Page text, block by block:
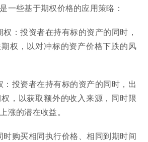
一些基于期权价格的应用策略：
：投资者在持有标的资产的同时，
权，以对冲标的资产价格下跌的风
：投资者在持有标的资产的同时，出
，以获取额外的收入来源，同时限
涨的潜在收益。
时购买相同执行价格、相同到期时间